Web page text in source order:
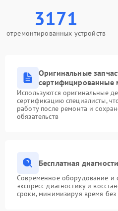
3171
отремонтированных устройств
Оригинальные
сертифицированные
Используются оригинальные
сертификацию специалисты,
работу после ремонта и
обязательств
Бесплатная
Современное оборудование и
экспресс-диагностику и
сроки, минимизируя время без